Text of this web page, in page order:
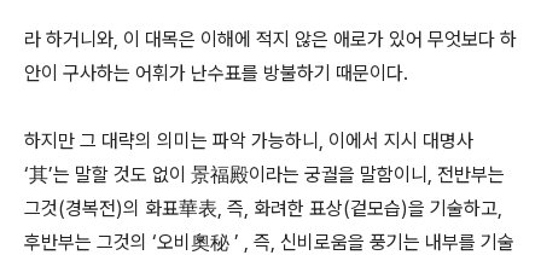
라 하거니와, 이 대목은 이해에 적지 않은 애로가 있어 무엇보다 하
안이 구사하는 어휘가 난수표를 방불하기 때문이다.
하지만 그 대략의 의미는 파악 가능하니, 이에서 지시 대명사
‘其’는 말할 것도 없이 景福殿이라는 궁궐을 말함이니, 전반부는
그것(경복전)의 화표華表, 즉, 화려한 표상(겉모습)을 기술하고,
후반부는 그것의 ‘오비奧秘 ’ , 즉, 신비로움을 풍기는 내부를 기술